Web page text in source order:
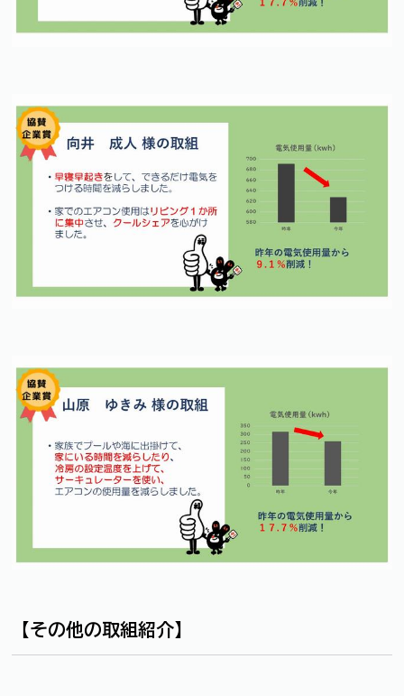
【その他の取組紹介】